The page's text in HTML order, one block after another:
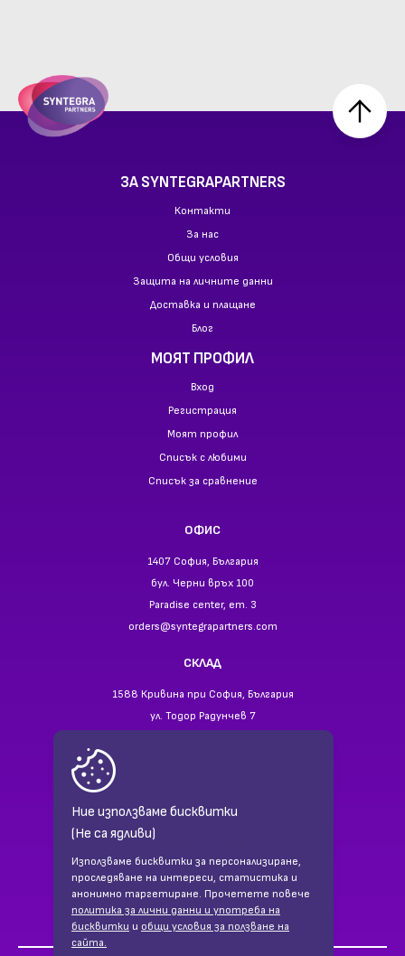
Ние използваме бисквитки
(Не са ядливи)
Използваме бисквитки за персонализиране,
проследяване на интереси, статистика и
анонимно таргетиране. Прочетете повече
политика за лични данни и употреба на
бисквитки и общи условия за ползване на
сайта.
ЗА SYNTEGRAPARTNERS
Контакти
За нас
Общи условия
Защита на личните данни
Доставка и плащане
Блог
МОЯТ ПРОФИЛ
Вход
Регистрация
Моят профил
Списък с любими
Списък за сравнение
ОФИС
1407 София, България
бул. Черни връх 100
Paradise center, ет. 3
orders@syntegrapartners.com
СКЛАД
1588 Кривина при София, България
ул. Тодор Радунчев 7
+359 88 941 35 55
Facebook
LinkedIn